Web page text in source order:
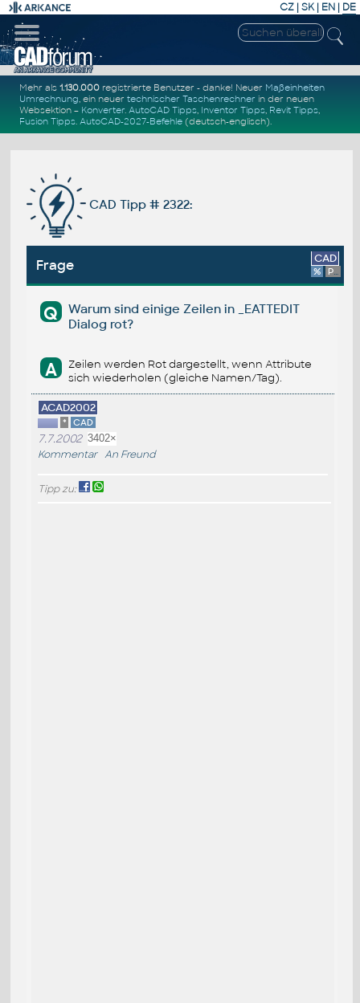
CZ | SK| EN | DE
Mehr als1.130.000 registrierte Benutzer - danke! Neuer Maßeinheiten
Umrechnung, ein neuertechnischer Taschenrechner in der neuen
Websektion – Konverter.AutoCAD Tipps, Inventor Tipps, Revit Tipps,
Fusion Tipps.AutoCAD-2027-Befehle (deutsch-englisch).
CAD Tipp # 2322:
Frage CAD
% Platform
Q
Warum sind einige Zeilen in _EATTEDIT
Dialog rot?
A
Zeilen werden Rot dargestellt, wenn Attribute
sich wiederholen (gleiche Namen/Tag).
ACAD2002
* CAD
7.7.2002 3402×
Kommentar An Freund
Tipp zu: